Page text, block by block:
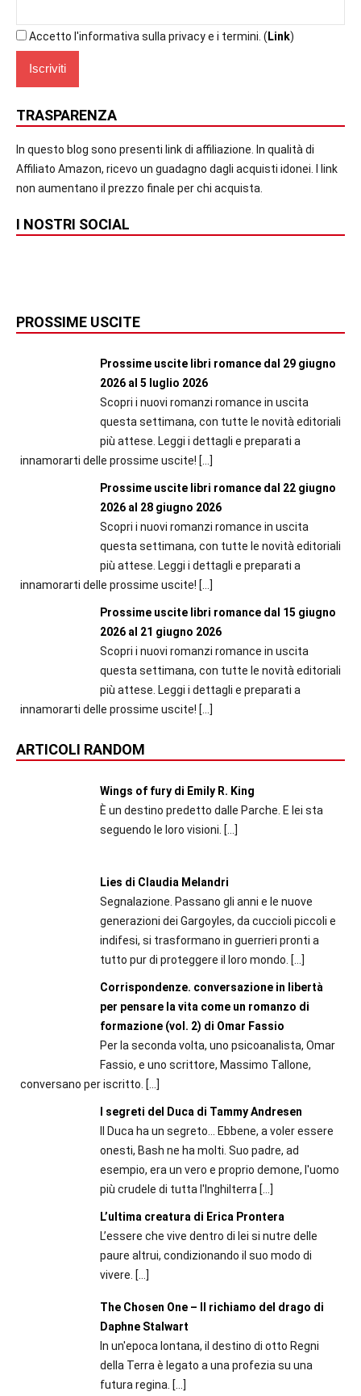
Accetto l'informativa sulla privacy e i termini. ( Link)
TRASPARENZA
In questo blog sono presenti link di affiliazione. In qualità di
Affiliato Amazon, ricevo un guadagno dagli acquisti idonei. I link
non aumentano il prezzo finale per chi acquista.
I NOSTRI SOCIAL
PROSSIME USCITE
Prossime uscite libri romance dal 29 giugno
2026 al 5 luglio 2026
Scopri i nuovi romanzi romance in uscita
questa settimana, con tutte le novità editoriali
più attese. Leggi i dettagli e preparati a
innamorarti delle prossime uscite! […]
Prossime uscite libri romance dal 22 giugno
2026 al 28 giugno 2026
Scopri i nuovi romanzi romance in uscita
questa settimana, con tutte le novità editoriali
più attese. Leggi i dettagli e preparati a
innamorarti delle prossime uscite! […]
Prossime uscite libri romance dal 15 giugno
2026 al 21 giugno 2026
Scopri i nuovi romanzi romance in uscita
questa settimana, con tutte le novità editoriali
più attese. Leggi i dettagli e preparati a
innamorarti delle prossime uscite! […]
ARTICOLI RANDOM
Wings of fury di Emily R. King
È un destino predetto dalle Parche. E lei sta
seguendo le loro visioni. […]
Lies di Claudia Melandri
Segnalazione. Passano gli anni e le nuove
generazioni dei Gargoyles, da cuccioli piccoli e
indifesi, si trasformano in guerrieri pronti a
tutto pur di proteggere il loro mondo. […]
Corrispondenze. conversazione in libertà
per pensare la vita come un romanzo di
formazione (vol. 2) di Omar Fassio
Per la seconda volta, uno psicoanalista, Omar
Fassio, e uno scrittore, Massimo Tallone,
conversano per iscritto. […]
I segreti del Duca di Tammy Andresen
Il Duca ha un segreto... Ebbene, a voler essere
onesti, Bash ne ha molti. Suo padre, ad
esempio, era un vero e proprio demone, l'uomo
più crudele di tutta l'Inghilterra […]
L’ultima creatura di Erica Prontera
L’essere che vive dentro di lei si nutre delle
paure altrui, condizionando il suo modo di
vivere. […]
The Chosen One – Il richiamo del drago di
Daphne Stalwart
In un'epoca lontana, il destino di otto Regni
della Terra è legato a una profezia su una
futura regina. […]